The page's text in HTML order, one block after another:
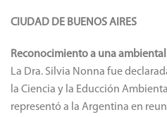
CIUDAD DE BUENOS AIRES
Reconocimiento a una
La Dra. Silvia Nonna fue
la Ciencia y la Educción
representó a la Argentina en